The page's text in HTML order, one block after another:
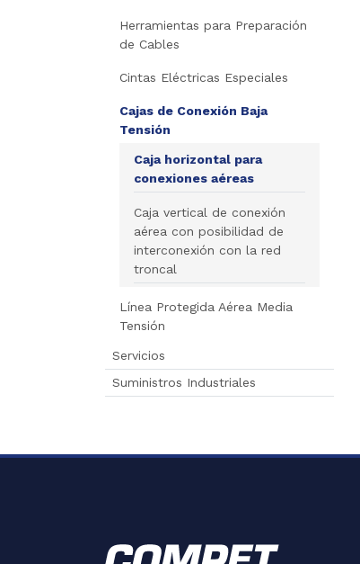
Herramientas para Preparación
de Cables
Cintas Eléctricas Especiales
Cajas de Conexión Baja
Tensión
Caja horizontal para
conexiones aéreas
Caja vertical de conexión
aérea con posibilidad de
interconexión con la red
troncal
Línea Protegida Aérea Media
Tensión
Servicios
Suministros Industriales